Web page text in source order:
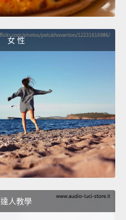
女 性
達人教學